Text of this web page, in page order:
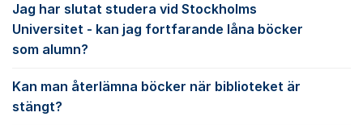
Jag har slutat studera vid Stockholms
Universitet - kan jag fortfarande låna böcker
som alumn?
Kan man återlämna böcker när biblioteket är
stängt?